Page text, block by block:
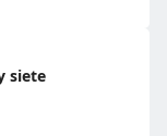
siete